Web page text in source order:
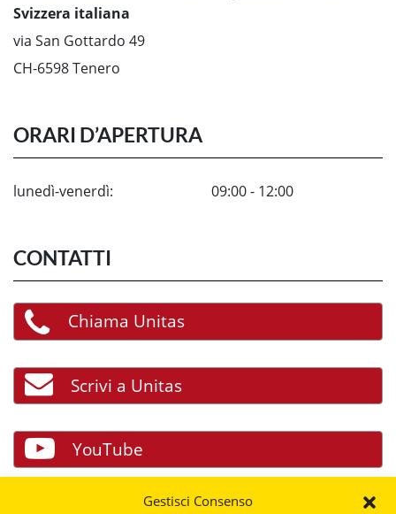
Gestisci Consenso
Svizzera italiana
via San Gottardo 49
CH-6598 Tenero
ORARI D’APERTURA
lunedì-venerdì: 09:00 - 12:00
CONTATTI
Chiama Unitas
Scrivi a Unitas
YouTube